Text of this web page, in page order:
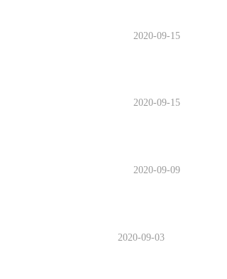
2020-09-15
2020-09-15
2020-09-09
2020-09-03